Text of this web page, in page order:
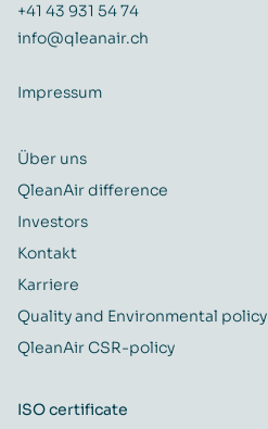
+41 43 931 54 74
info@qleanair.ch
Impressum
Über uns
QleanAir difference
Investors
Kontakt
Karriere
Quality and Environmental policy
QleanAir CSR-policy
ISO certificate